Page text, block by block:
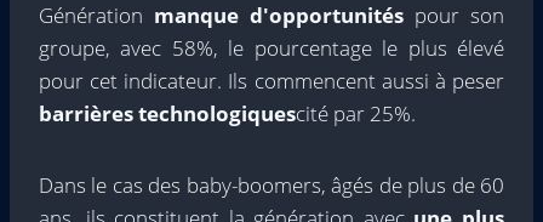
Génération manque d'opportunités pour son
groupe, avec 58%, le pourcentage le plus élevé
pour cet indicateur. Ils commencent aussi à peser
barrières technologiquescité par 25%.
Dans le cas des baby-boomers, âgés de plus de 60